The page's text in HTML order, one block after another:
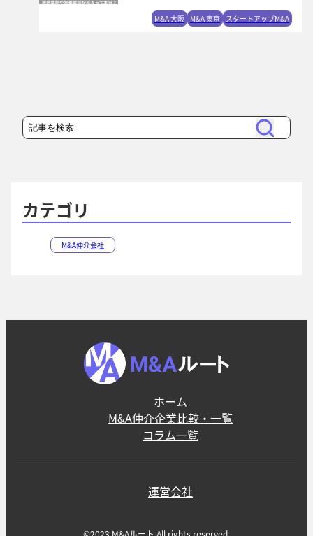
M&A 大阪 M&A 東京 スタートアップM&A
検
索
検
索
カテゴリ
M&A仲介会社
ホーム
M&A仲介企業比較・一覧
コラム一覧
運営会社
©2023 M&Aルート All rights reserved.